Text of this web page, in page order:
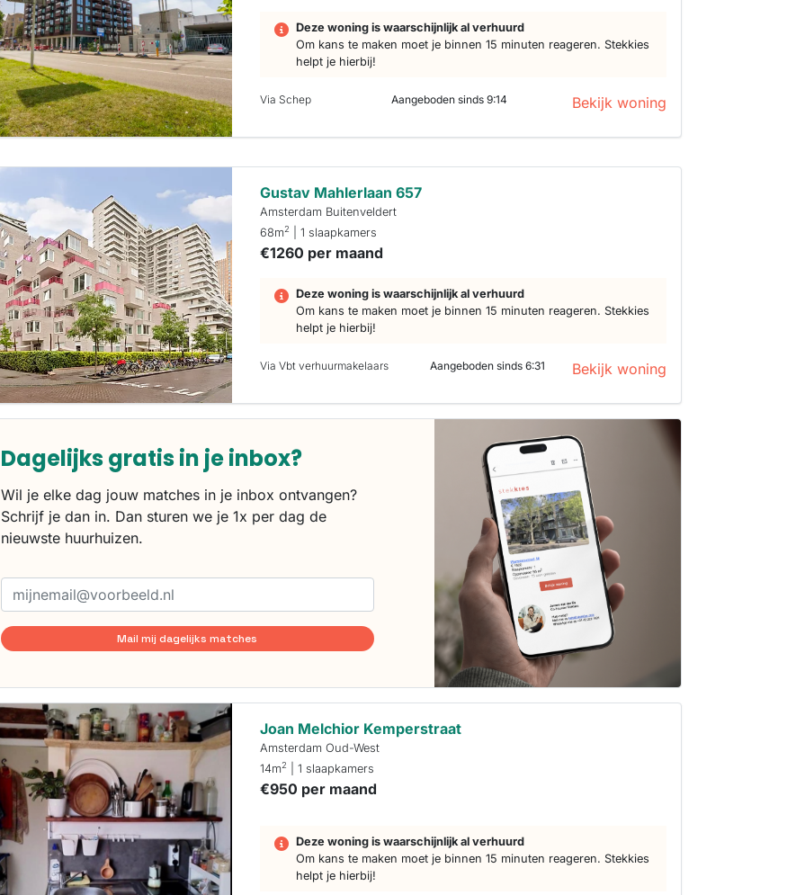
Deze woning is waarschijnlijk al verhuurd
Om kans te maken moet je binnen 15 minuten reageren. Stekkies
helpt je hierbij!
Via Schep Aangeboden sinds 9:14 Bekijk woning
Gustav Mahlerlaan 657
Amsterdam Buitenveldert
68m2 | 1 slaapkamers
€1260 per maand
Deze woning is waarschijnlijk al verhuurd
Om kans te maken moet je binnen 15 minuten reageren. Stekkies
helpt je hierbij!
Via Vbt verhuurmakelaars Aangeboden sinds 6:31 Bekijk woning
Dagelijks gratis in je inbox?
Wil je elke dag jouw matches in je inbox ontvangen?
Schrijf je dan in. Dan sturen we je 1x per dag de
nieuwste huurhuizen.
Mail mij dagelijks matches
Joan Melchior Kemperstraat
Amsterdam Oud-West
14m2 | 1 slaapkamers
€950 per maand
Deze woning is waarschijnlijk al verhuurd
Om kans te maken moet je binnen 15 minuten reageren. Stekkies
helpt je hierbij!